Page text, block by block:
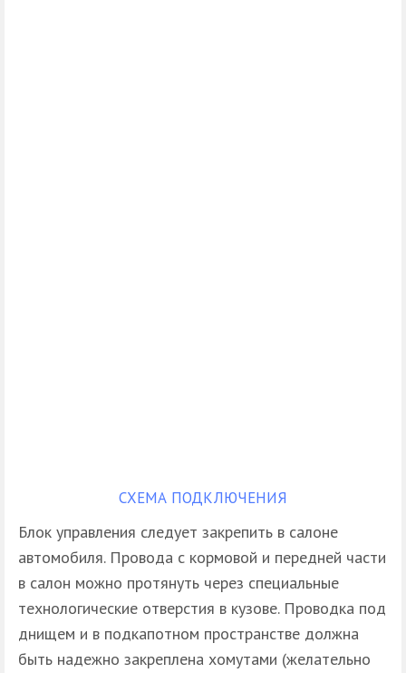
СХЕМА ПОДКЛЮЧЕНИЯ
Блок управления следует закрепить в салоне
автомобиля. Провода с кормовой и передней части
в салон можно протянуть через специальные
технологические отверстия в кузове. Проводка под
днищем и в подкапотном пространстве должна
быть надежно закреплена хомутами (желательно